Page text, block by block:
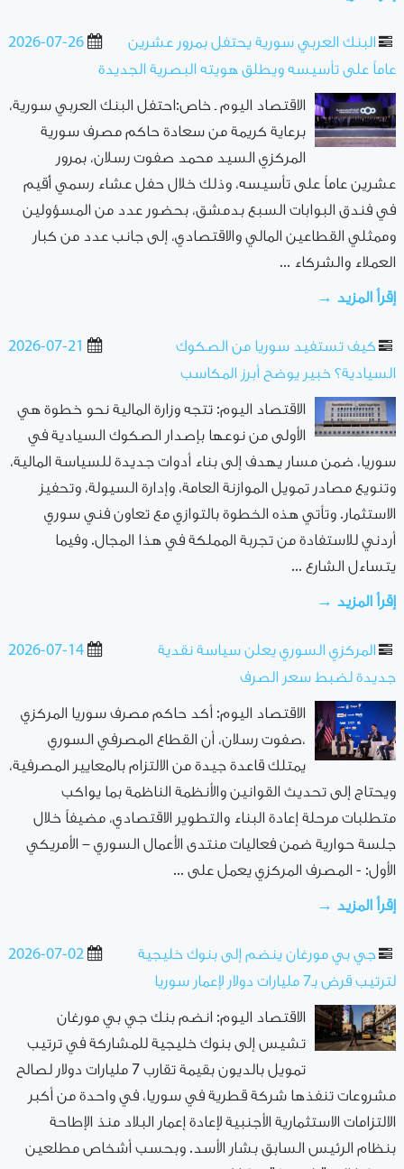
2026-07-26
البنك العربي سورية يحتفل بمرور عشرين
عاماً على تأسيسه ويطلق هويته البصرية الجديدة
الاقتصاد اليوم ـ خاص:احتفل البنك العربي سورية،
برعاية كريمة من سعادة حاكم مصرف سورية
المركزي السيد محمد صفوت رسلان، بمرور
عشرين عاماً على تأسيسه، وذلك خلال حفل عشاء رسمي أُقيم
في فندق البوابات السبع بدمشق، بحضور عدد من المسؤولين
وممثلي القطاعين المالي والاقتصادي، إلى جانب عدد من كبار
العملاء والشركاء ...
إقرأ المزيد →
2026-07-21
كيف تستفيد سوريا من الصكوك
السيادية؟ خبير يوضح أبرز المكاسب
الاقتصاد اليوم: تتجه وزارة المالية نحو خطوة هي
الأولى من نوعها بإصدار الصكوك السيادية في
سوريا، ضمن مسار يهدف إلى بناء أدوات جديدة للسياسة المالية،
وتنويع مصادر تمويل الموازنة العامة، وإدارة السيولة، وتحفيز
الاستثمار. وتأتي هذه الخطوة بالتوازي مع تعاون فني سوري
أردني للاستفادة من تجربة المملكة في هذا المجال. وفيما
يتساءل الشارع ...
إقرأ المزيد →
2026-07-14
المركزي السوري يعلن سياسة نقدية
جديدة لضبط سعر الصرف
الاقتصاد اليوم: أكد حاكم مصرف سوريا المركزي
،صفوت رسلان، أن القطاع المصرفي السوري
يمتلك قاعدة جيدة من الالتزام بالمعايير المصرفية،
ويحتاج إلى تحديث القوانين والأنظمة الناظمة بما يواكب
متطلبات مرحلة إعادة البناء والتطوير الاقتصادي، مضيفاً خلال
جلسة حوارية ضمن فعاليات منتدى الأعمال السوري – الأمريكي
الأول: - المصرف المركزي يعمل على ...
إقرأ المزيد →
2026-07-02
جي بي مورغان ينضم إلى بنوك خليجية
لترتيب قرض بـ7 مليارات دولار لإعمار سوريا
الاقتصاد اليوم: انضم بنك جي بي مورغان
تشيس إلى بنوك خليجية للمشاركة في ترتيب
تمويل بالديون بقيمة تقارب 7 مليارات دولار لصالح
مشروعات تنفذها شركة قطرية في سوريا، في واحدة من أكبر
الالتزامات الاستثمارية الأجنبية لإعادة إعمار البلاد منذ الإطاحة
بنظام الرئيس السابق بشار الأسد. وبحسب أشخاص مطلعين